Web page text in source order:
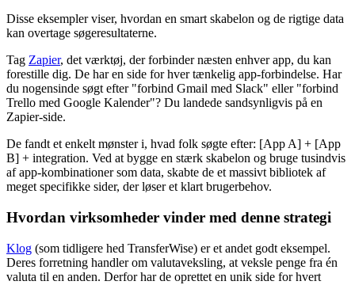
Disse eksempler viser, hvordan en smart skabelon og de rigtige data
kan overtage søgeresultaterne.
Tag Zapier, det værktøj, der forbinder næsten enhver app, du kan
forestille dig. De har en side for hver tænkelig app-forbindelse. Har
du nogensinde søgt efter "forbind Gmail med Slack" eller "forbind
Trello med Google Kalender"? Du landede sandsynligvis på en
Zapier-side.
De fandt et enkelt mønster i, hvad folk søgte efter: [App A] + [App
B] + integration. Ved at bygge en stærk skabelon og bruge tusindvis
af app-kombinationer som data, skabte de et massivt bibliotek af
meget specifikke sider, der løser et klart brugerbehov.
Hvordan virksomheder vinder med denne strategi
Klog (som tidligere hed TransferWise) er et andet godt eksempel.
Deres forretning handler om valutaveksling, at veksle penge fra én
valuta til en anden. Derfor har de oprettet en unik side for hvert